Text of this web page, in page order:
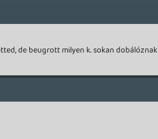
de beugrott milyen k. sokan dobálóznak